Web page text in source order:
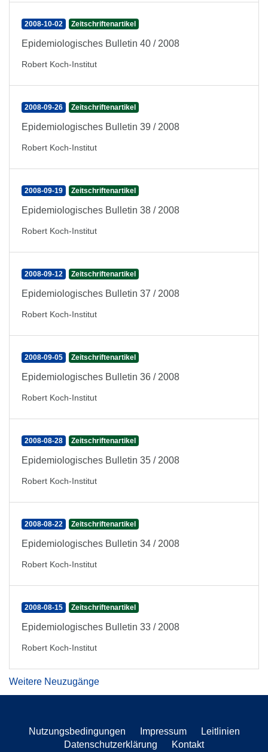
2008-10-02 Zeitschriftenartikel
Epidemiologisches Bulletin 40 / 2008
Robert Koch-Institut
2008-09-26 Zeitschriftenartikel
Epidemiologisches Bulletin 39 / 2008
Robert Koch-Institut
2008-09-19 Zeitschriftenartikel
Epidemiologisches Bulletin 38 / 2008
Robert Koch-Institut
2008-09-12 Zeitschriftenartikel
Epidemiologisches Bulletin 37 / 2008
Robert Koch-Institut
2008-09-05 Zeitschriftenartikel
Epidemiologisches Bulletin 36 / 2008
Robert Koch-Institut
2008-08-28 Zeitschriftenartikel
Epidemiologisches Bulletin 35 / 2008
Robert Koch-Institut
2008-08-22 Zeitschriftenartikel
Epidemiologisches Bulletin 34 / 2008
Robert Koch-Institut
2008-08-15 Zeitschriftenartikel
Epidemiologisches Bulletin 33 / 2008
Robert Koch-Institut
Weitere Neuzugänge
Nutzungsbedingungen Impressum
Leitlinien
Datenschutzerklärung
Kontakt